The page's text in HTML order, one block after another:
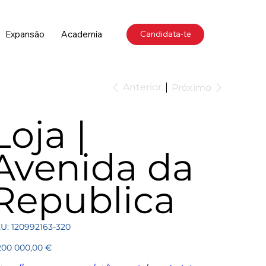
Expansão Academia Candidata-te
Anterior Próximo
|
da
SKU
120992163-
120992163-320
000,00 €